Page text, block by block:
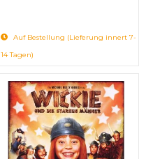
Auf Bestellung (Lieferung innert 7-
14 Tagen)